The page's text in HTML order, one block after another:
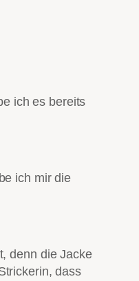
ich es bereits
ich mir die
denn die Jacke
dass